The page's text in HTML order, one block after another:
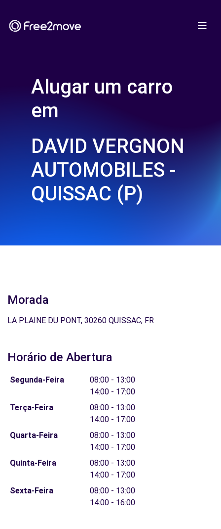
Alugar um carro
em
DAVID VERGNON
AUTOMOBILES -
QUISSAC (P)
Morada
LA PLAINE DU PONT, 30260 QUISSAC, FR
Horário de Abertura
Segunda-Feira
08:00 - 13:00
14:00 - 17:00
Terça-Feira
08:00 - 13:00
14:00 - 17:00
Quarta-Feira
08:00 - 13:00
14:00 - 17:00
Quinta-Feira
08:00 - 13:00
14:00 - 17:00
Sexta-Feira
08:00 - 13:00
14:00 - 16:00